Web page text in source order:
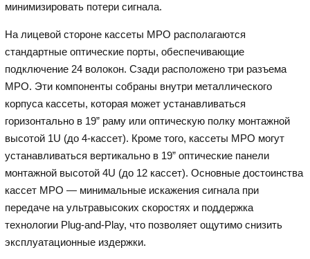
минимизировать потери сигнала.
На лицевой стороне кассеты MPO располагаются
стандартные оптические порты, обеспечивающие
подключение 24 волокон. Сзади расположено три разъема
MPO. Эти компоненты собраны внутри металлического
корпуса кассеты, которая может устанавливаться
горизонтально в 19” раму или оптическую полку монтажной
высотой 1U (до 4-кассет). Кроме того, кассеты MPO могут
устанавливаться вертикально в 19” оптические панели
монтажной высотой 4U (до 12 кассет). Основные достоинства
кассет MPO — минимальные искажения сигнала при
передаче на ультравысоких скоростях и поддержка
технологии Plug-and-Play, что позволяет ощутимо снизить
эксплуатационные издержки.